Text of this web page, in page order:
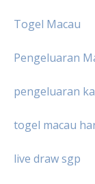
Togel Macau
Pengeluaran
pengeluaran
togel macau
live draw sgp